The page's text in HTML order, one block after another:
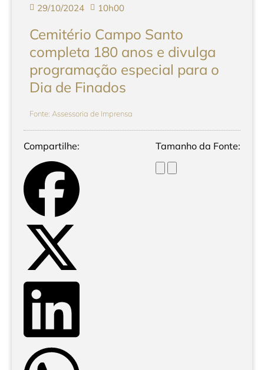
29/10/2024 10h00
Cemitério Campo Santo
completa 180 anos e divulga
programação especial para o
Dia de Finados
Fonte: Assessoria de Imprensa
Compartilhe: Tamanho da Fonte: